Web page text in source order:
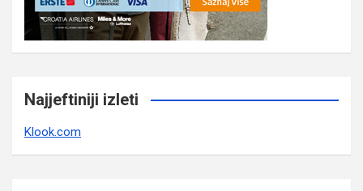
Najjeftiniji izleti
Klook.com